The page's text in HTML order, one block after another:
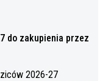
do zakupienia przez
2026-27